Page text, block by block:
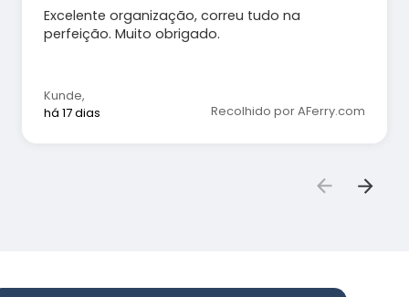
Excelente organização, correu tudo na
perfeição. Muito obrigado.
Kunde,
há 17 dias
Recolhido por AFerry.com